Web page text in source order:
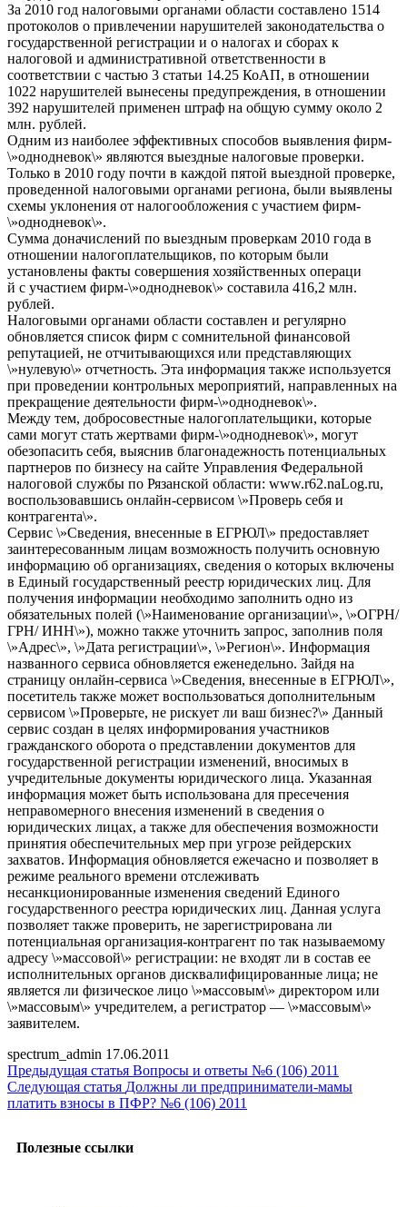
За 2010 год налоговыми органами области составлено 1514
протоколов о привлечении нарушителей законодательства о
государственной регистрации и о налогах и сборах к
налоговой и административной ответственности в
соответствии с частью 3 статьи 14.25 КоАП, в отношении
1022 нарушителей вынесены предупреждения, в отношении
392 нарушителей применен штраф на общую сумму около 2
млн. рублей.
Одним из наиболее эффективных способов выявления фирм-
\»однодневок\» являются выездные налоговые проверки.
Только в 2010 году почти в каждой пятой выездной проверке,
проведенной налоговыми органами региона, были выявлены
схемы уклонения от налогообложения с участием фирм-
\»однодневок\».
Сумма доначислений по выездным проверкам 2010 года в
отношении налогоплательщиков, по которым были
установлены факты совершения хозяйственных операци
й с участием фирм-\»однодневок\» составила 416,2 млн.
рублей.
Налоговыми органами области составлен и регулярно
обновляется список фирм с сомнительной финансовой
репутацией, не отчитывающихся или представляющих
\»нулевую\» отчетность. Эта информация также используется
при проведении контрольных мероприятий, направленных на
прекращение деятельности фирм-\»однодневок\».
Между тем, добросовестные налогоплательщики, которые
сами могут стать жертвами фирм-\»однодневок\», могут
обезопасить себя, выяснив благонадежность потенциальных
партнеров по бизнесу на сайте Управления Федеральной
налоговой службы по Рязанской области: www.r62.naLog.ru,
воспользовавшись онлайн-сервисом \»Проверь себя и
контрагента\».
Сервис \»Сведения, внесенные в ЕГРЮЛ\» предоставляет
заинтересованным лицам возможность получить основную
информацию об организациях, сведения о которых включены
в Единый государственный реестр юридических лиц. Для
получения информации необходимо заполнить одно из
обязательных полей (\»Наименование организации\», \»ОГРН/
ГРН/ ИНН\»), можно также уточнить запрос, заполнив поля
\»Адрес\», \»Дата регистрации\», \»Регион\». Информация
названного сервиса обновляется еженедельно. Зайдя на
страницу онлайн-сервиса \»Сведения, внесенные в ЕГРЮЛ\»,
посетитель также может воспользоваться дополнительным
сервисом \»Проверьте, не рискует ли ваш бизнес?\» Данный
сервис создан в целях информирования участников
гражданского оборота о представлении документов для
государственной регистрации изменений, вносимых в
учредительные документы юридического лица. Указанная
информация может быть использована для пресечения
неправомерного внесения изменений в сведения о
юридических лицах, а также для обеспечения возможности
принятия обеспечительных мер при угрозе рейдерских
захватов. Информация обновляется ежечасно и позволяет в
режиме реального времени отслеживать
несанкционированные изменения сведений Единого
государственного реестра юридических лиц. Данная услуга
позволяет также проверить, не зарегистрирована ли
потенциальная организация-контрагент по так называемому
адресу \»массовой\» регистрации: не входят ли в состав ее
исполнительных органов дисквалифицированные лица; не
является ли физическое лицо \»массовым\» директором или
\»массовым\» учредителем, а регистратор — \»массовым\»
заявителем.
spectrum_admin 17.06.2011
Предыдущая статья Вопросы и ответы №6 (106) 2011
Следующая статья Должны ли предприниматели-мамы
платить взносы в ПФР? №6 (106) 2011
Полезные ссылки